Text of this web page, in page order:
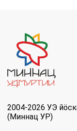
2004-2026 УЭ
(Миннац УР)